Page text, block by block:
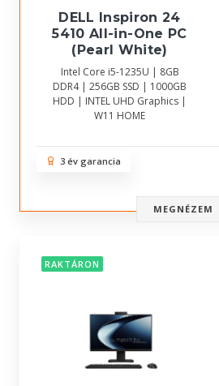
DELL Inspiron 24
5410 All-in-One PC
(Pearl White)
Intel Core i5-1235U | 8GB
DDR4 | 256GB SSD | 1000GB
HDD | INTEL UHD Graphics |
W11 HOME
3 év garancia
MEGNÉZEM
RAKTÁRON